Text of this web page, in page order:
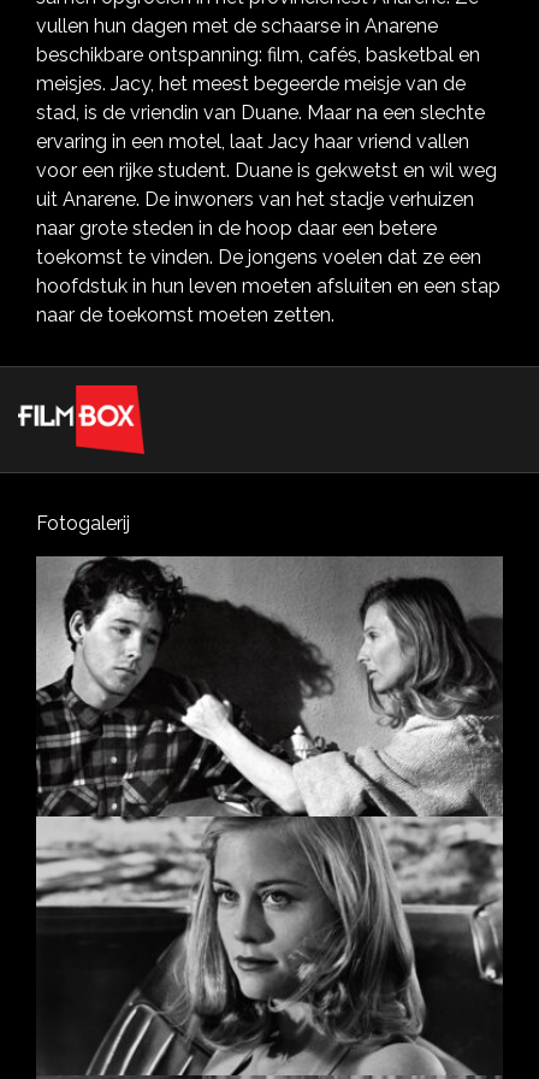
vullen hun dagen met de schaarse in Anarene
beschikbare ontspanning: film, cafés, basketbal en
meisjes. Jacy, het meest begeerde meisje van de
stad, is de vriendin van Duane. Maar na een slechte
ervaring in een motel, laat Jacy haar vriend vallen
voor een rijke student. Duane is gekwetst en wil weg
uit Anarene. De inwoners van het stadje verhuizen
naar grote steden in de hoop daar een betere
toekomst te vinden. De jongens voelen dat ze een
hoofdstuk in hun leven moeten afsluiten en een stap
naar de toekomst moeten zetten.
Fotogalerij